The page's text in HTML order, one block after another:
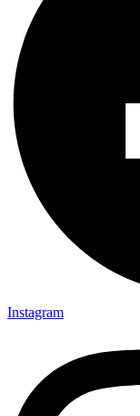
Instagram